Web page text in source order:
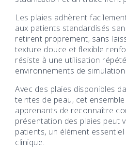
Les plaies adhèrent
aux patients standardisés
retirent proprement, sans
texture douce et flexible
résiste à une utilisation
environnements de
Avec des plaies disponibles
teintes de peau, cet
apprenants de reconnaître
présentation des plaies peut
patients, un élément
clinique.